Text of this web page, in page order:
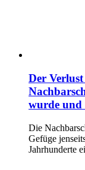
Der
wurde und
Die
Gefüge
Jahrhunderte